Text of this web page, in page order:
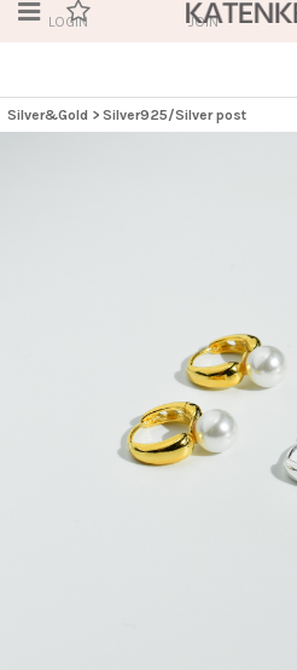
LOGIN JOIN
Silver&Gold > Silver925/Silver post